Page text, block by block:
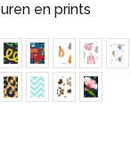
en prints